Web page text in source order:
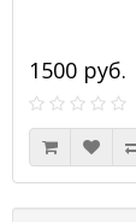
1500 руб.